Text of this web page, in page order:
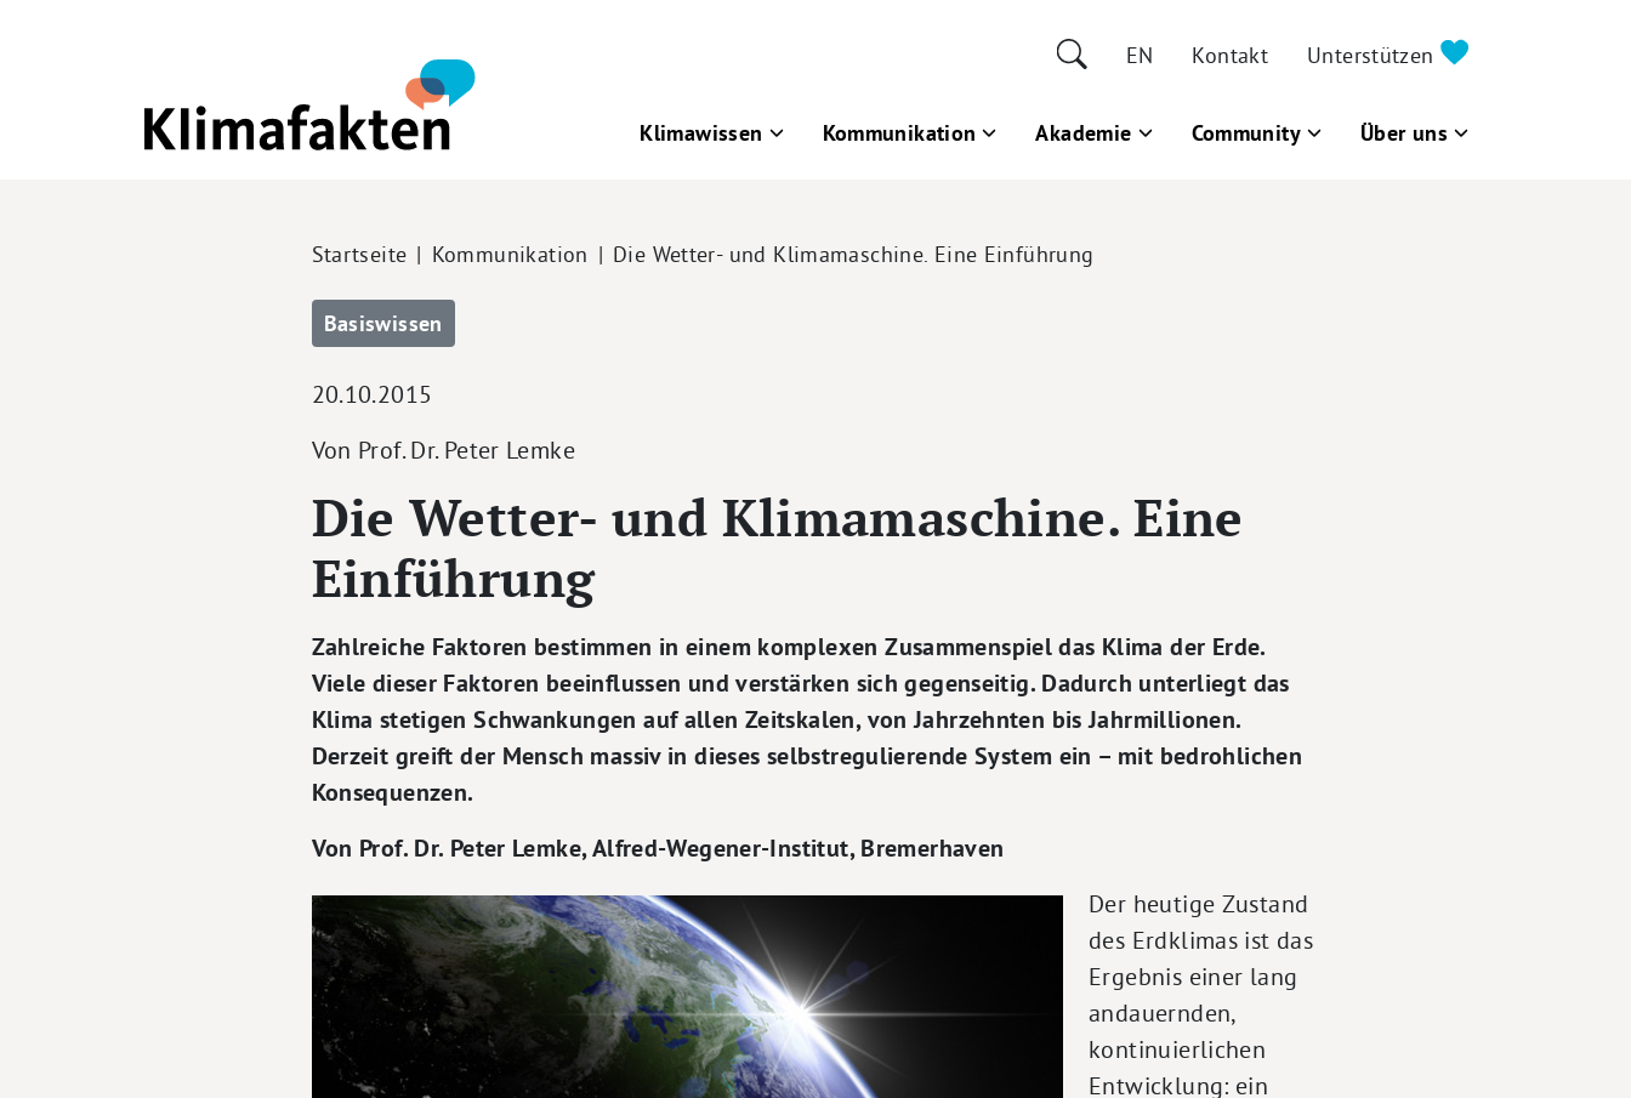
EN Kontakt Unterstützen
Klimawissen Kommunikation Akademie Community Über uns
Pfadnavigation
Startseite Kommunikation Die Wetter- und Klimamaschine. Eine Einführung
Basiswissen
20.10.2015
Von Prof. Dr. Peter Lemke
Die Wetter- und Klimamaschine. Eine
Einführung
Zahlreiche Faktoren bestimmen in einem komplexen Zusammenspiel das Klima der Erde.
Viele dieser Faktoren beeinflussen und verstärken sich gegenseitig. Dadurch unterliegt das
Klima stetigen Schwankungen auf allen Zeitskalen, von Jahrzehnten bis Jahrmillionen.
Derzeit greift der Mensch massiv in dieses selbstregulierende System ein – mit bedrohlichen
Konsequenzen.
Von Prof. Dr. Peter Lemke, Alfred-Wegener-Institut, Bremerhaven
Der heutige Zustand
des Erdklimas ist das
Ergebnis einer lang
andauernden,
kontinuierlichen
Entwicklung: ein